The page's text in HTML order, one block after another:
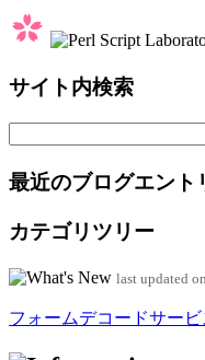
サイト内検索
最近のブログエント
カテゴリツリー
last updated on
フォームデコードサービ